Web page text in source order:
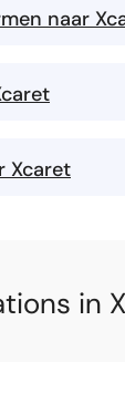
naar
Xcaret
in